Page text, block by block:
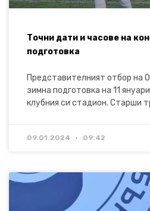
Точни дати и часове на
подготовка
Представителният отбор на
зимна подготовка на 11
клубния си стадион. Старши
09.01.2024 09:42